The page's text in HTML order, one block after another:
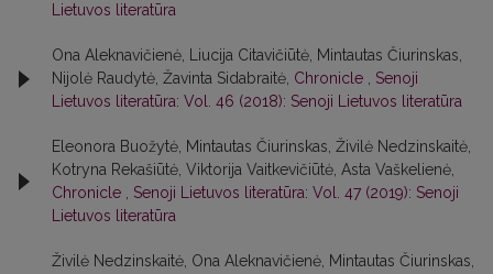
Lietuvos literatūra
Ona Aleknavičienė, Liucija Citavičiūtė, Mintautas Čiurinskas,
Nijolė Raudytė, Žavinta Sidabraitė, Chronicle , Senoji
Lietuvos literatūra: Vol. 46 (2018): Senoji Lietuvos literatūra
Eleonora Buožytė, Mintautas Čiurinskas, Živilė Nedzinskaitė,
Kotryna Rekašiūtė, Viktorija Vaitkevičiūtė, Asta Vaškelienė,
Chronicle , Senoji Lietuvos literatūra: Vol. 47 (2019): Senoji
Lietuvos literatūra
Živilė Nedzinskaitė, Ona Aleknavičienė, Mintautas Čiurinskas,